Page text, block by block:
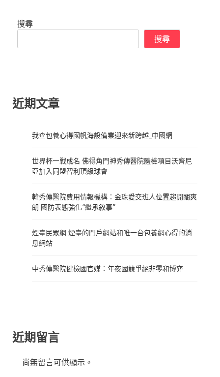
搜尋
搜尋
近期文章
我查包養心得國帆海設備業迎來新跨越_中國網
世界杯一戰成名 佛得角門神秀傳醫院體檢項目沃齊尼
亞加入同盟智利頂級球會
韓秀傳醫院費用情報機構：金珠愛交班人位置趨開闊爽
朗 國防表態強化“繼承敘事”
煙臺民眾網 煙臺的門戶網站和唯一台包養網心得的消
息網站
中秀傳醫院健檢國官媒：年夜國競爭絕非零和博弈
近期留言
尚無留言可供顯示。